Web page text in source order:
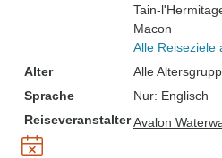
Tain-
Macon
Alle Reiseziele
Alter
Alle
Sprache
Nur: Englisch
ReiseveranstalterAvalon